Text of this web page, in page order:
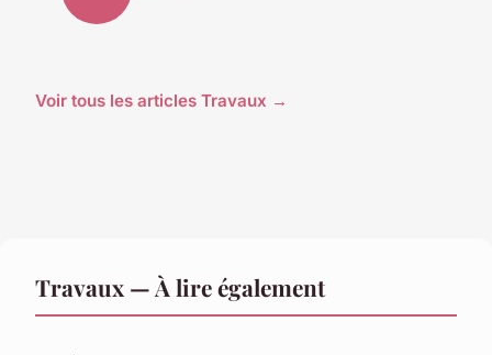
Voir tous les articles Travaux →
Travaux — À lire également